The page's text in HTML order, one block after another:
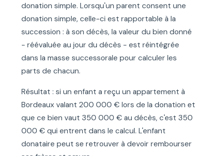
donation simple. Lorsqu'un parent consent une
donation simple, celle-ci est rapportable à la
succession : à son décès, la valeur du bien donné
- réévaluée au jour du décès - est réintégrée
dans la masse successorale pour calculer les
parts de chacun.
Résultat : si un enfant a reçu un appartement à
Bordeaux valant 200 000 € lors de la donation et
que ce bien vaut 350 000 € au décès, c'est 350
000 € qui entrent dans le calcul. L'enfant
donataire peut se retrouver à devoir rembourser